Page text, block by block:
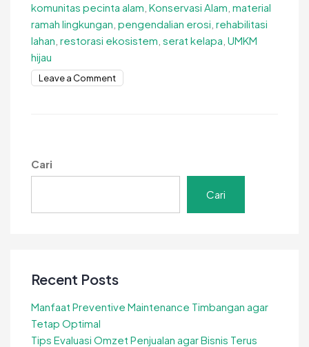
komunitas pecinta alam Konservasi Alam material
ramah lingkungan pengendalian erosi rehabilitasi
lahan restorasi ekosistem serat kelapa UMKM
hijau
Leave a Commenton
Alam
Cari
Cari
Recent Posts
Manfaat Preventive Maintenance Timbangan agar
Tetap Optimal
Tips Evaluasi Omzet Penjualan agar Bisnis Terus